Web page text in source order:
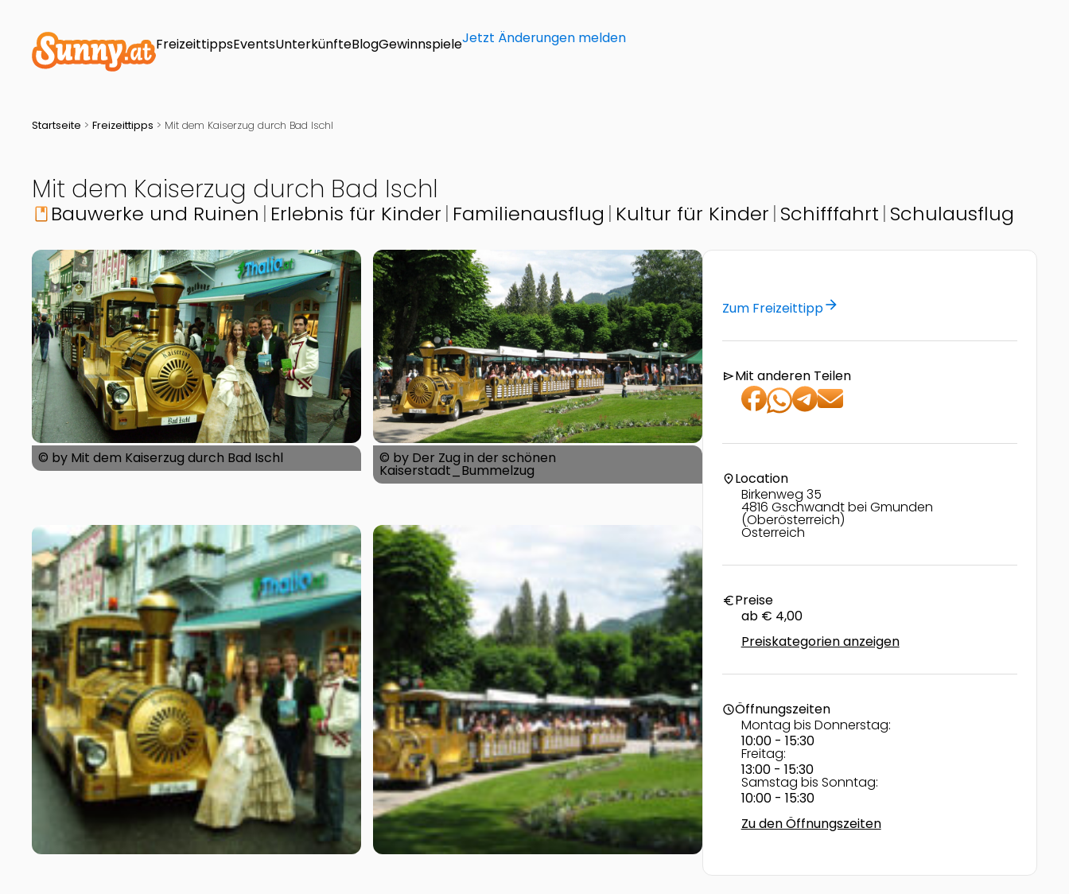
FreizeittippsEventsUnterkünfteBlogGewinnspieleJetzt Änderungen melden
Startseite > Freizeittipps > Mit dem Kaiserzug durch Bad Ischl
Mit dem Kaiserzug durch Bad Ischl
book Bauwerke und Ruinen Erlebnis für Kinder Familienausflug Kultur für Kinder Schifffahrt Schulausflug
© by Mit dem Kaiserzug durch Bad Ischl © by Der Zug in der schönen
Kaiserstadt_Bummelzug
Zum Freizeittipparrow_forward
sendMit anderen Teilen
location_onLocation
Birkenweg 35
4816 Gschwandt bei Gmunden
(Oberösterreich)
Österreich
euroPreise
ab € 4,00
Preiskategorien anzeigen
scheduleÖffnungszeiten
Montag bis Donnerstag:
10:00 - 15:30
Freitag:
13:00 - 15:30
Samstag bis Sonntag:
10:00 - 15:30
Zu den Öffnungszeiten